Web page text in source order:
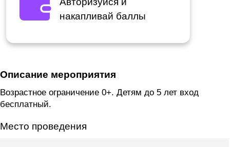
накапливай баллы
Описание мероприятия
Возрастное ограничение 0+. Детям до 5 лет вход
бесплатный.
Место проведения